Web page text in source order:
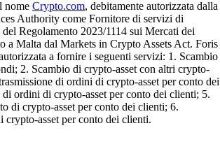
nome Crypto.com, debitamente autorizzata dalla
Authority come Fornitore di servizi di
Regolamento 2023/1114 sui Mercati dei
a Malta dal Markets in Crypto Assets Act. Foris
a fornire i seguenti servizi: 1. Scambio
2. Scambio di crypto-asset con altri crypto-
di ordini di crypto-asset per conto dei
ordini di crypto-asset per conto dei clienti; 5.
di crypto-asset per conto dei clienti; 6.
crypto-asset per conto dei clienti.